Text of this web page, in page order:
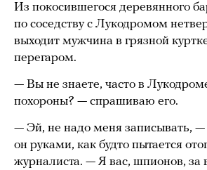
Из покосившегося деревянного
по соседству с Лукодромом
выходит мужчина в грязной
перегаром.
— Вы не знаете, часто в
похороны? — спрашиваю его.
— Эй, не надо меня записывать,
он руками, как будто пытается
журналиста. — Я вас, шпионов, за